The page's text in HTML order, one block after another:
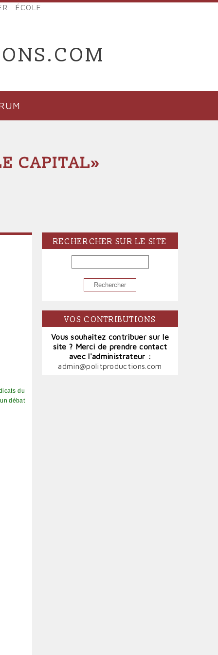
ÉCOLE
CAPITAL»
du
débat
RECHERCHER SUR LE SITE
RECHERCHER
VOS CONTRIBUTIONS
Vous souhaitez contribuer sur le
site ? Merci de prendre contact
avec l'administrateur :
admin@politproductions.com